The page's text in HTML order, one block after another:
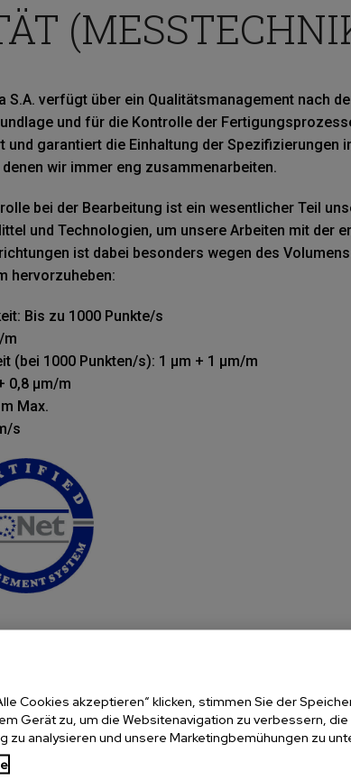
S.A. verfügt über ein Qualitätsmanagement nach
und für die Kontrolle der
und garantiert die Einhaltung der
wir immer eng zusammenarbeiten.
bei der Bearbeitung ist ein wesentlicher Teil
und Technologien, um unsere Arbeiten mit der
ist dabei besonders wegen des
hervorzuheben:
Bis zu 1000 Punkte/s
m
(bei 1000 Punkten/s): 1 µm + 1 µm/m
0,8 µm/m
Max.
s
Cookies akzeptieren“ klicken, stimmen Sie der
Gerät zu, um die Websitenavigation zu verbessern, die
zu analysieren und unsere Marketingbemühungen zu